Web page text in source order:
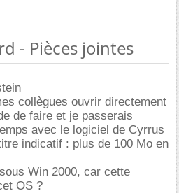
- Pièces jointes
collègues ouvrir directement
de faire et je passerais
avec le logiciel de Cyrrus
indicatif : plus de 100 Mo en
Win 2000, car cette
OS ?